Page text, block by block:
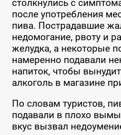
столкнулись с
после употребления
пива. Пострадавшие
недомогание, рвоту и
желудка, а некоторые
намеренно подавали
напиток, чтобы
алкоголь в магазине
По словам туристов,
подавали в плохо
вкус вызвал